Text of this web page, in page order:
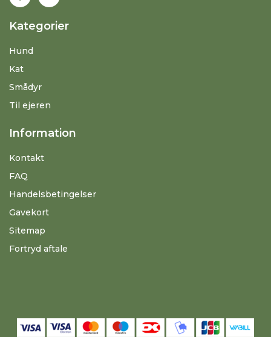
Kategorier
Hund
Kat
Smådyr
Til ejeren
Information
Kontakt
FAQ
Handelsbetingelser
Gavekort
Sitemap
Fortryd aftale